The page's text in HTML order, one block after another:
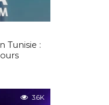
Tunisie :
3.6K